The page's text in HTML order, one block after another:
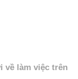
về làm việc trên